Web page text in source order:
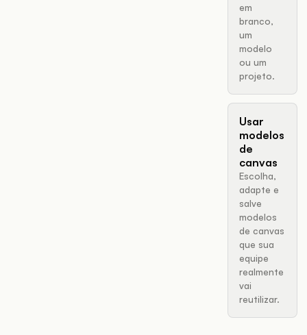
em
branco,
um
modelo
ou um
projeto.
Usar
modelos
de
canvas
Escolha,
adapte e
salve
modelos
de canvas
que sua
equipe
realmente
vai
reutilizar.